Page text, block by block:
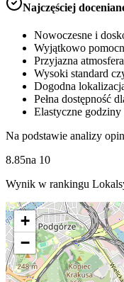
Najczęściej
Nowoczesne i
Wyjątkowo
Przyjazna
Wysoki standard
Dogodna
Pełna dostępność
Elastyczne
Na podstawie analizy
8.85na 10
Wynik w rankingu
+
−